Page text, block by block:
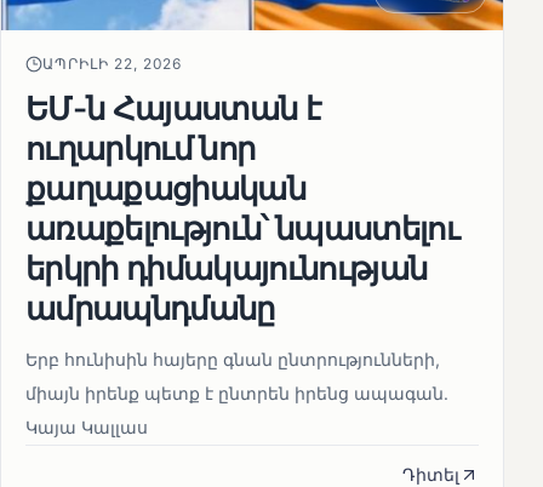
ԱՊՐԻԼԻ 22, 2026
ԵՄ-ն Հայաստան է
ուղարկում նոր
քաղաքացիական
առաքելություն՝ նպաստելու
երկրի դիմակայունության
ամրապնդմանը
Երբ հունիսին հայերը գնան ընտրությունների,
միայն իրենք պետք է ընտրեն իրենց ապագան.
Կայա Կալլաս
Դիտել